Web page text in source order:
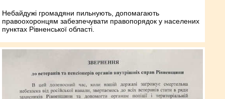
Небайдужі громадяни пильнують, допомагають
правоохоронцям забезпечувати правопорядок у населених
пунк­тах Рівненської області.